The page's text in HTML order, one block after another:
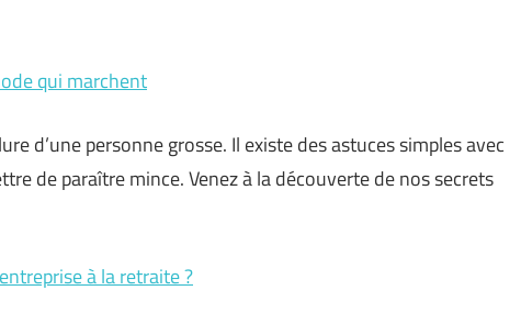
qui marchent
d’une personne grosse. Il existe des astuces simples avec
de paraître mince. Venez à la découverte de nos secrets
à la retraite ?